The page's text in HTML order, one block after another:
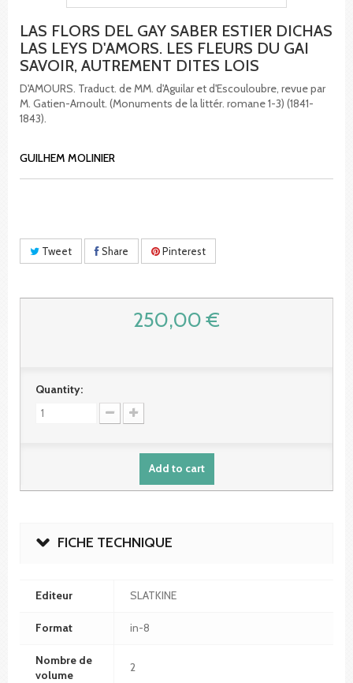
LAS FLORS DEL GAY SABER ESTIER DICHAS
LAS LEYS D'AMORS. LES FLEURS DU GAI
SAVOIR, AUTREMENT DITES LOIS
D'AMOURS. Traduct. de MM. d'Aguilar et d'Escouloubre, revue par
M. Gatien-Arnoult. (Monuments de la littér. romane 1-3) (1841-
1843).
GUILHEM MOLINIER
Tweet Share Pinterest
250,00 €
Quantity:
Add to cart
FICHE TECHNIQUE
Editeur SLATKINE
Format in-8
Nombre de
volume
2